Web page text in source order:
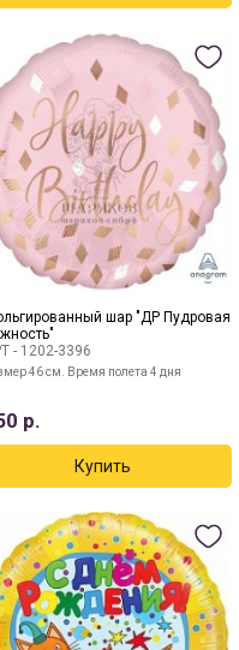
шар "ДР Пудровая
- 1202-3396
46 см. Время полета 4 дня
р.